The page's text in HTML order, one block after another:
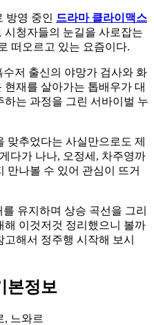
방영 중인 드라마 클라이맥스
청자들의 눈길을 사로잡는
떠오르고 있는 요즘이다.
수저 출신의 야망가 검사와 화
재를 살아가는 톱배우가 대
는 과정을 그린 서바이벌 누
맞추었다는 사실만으로도 제
다가 나나, 오정세, 차주영까
만나볼 수 있어 관심이 뜨거
유지하며 상승 곡선을 그리
해 이것저것 정리했으니 볼까
해서 정주행 시작해 보시
본정보
, 느와르